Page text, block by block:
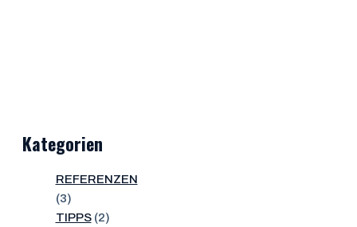
Kategorien
REFERENZEN
(3)
TIPPS(2)